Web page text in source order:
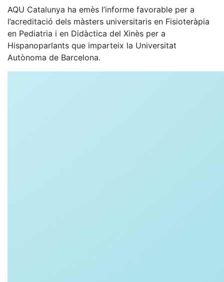
AQU Catalunya ha emès l’informe favorable per a
l’acreditació dels màsters universitaris en Fisioteràpia
en Pediatria i en Didàctica del Xinès per a
Hispanoparlants que imparteix la Universitat
Autònoma de Barcelona.